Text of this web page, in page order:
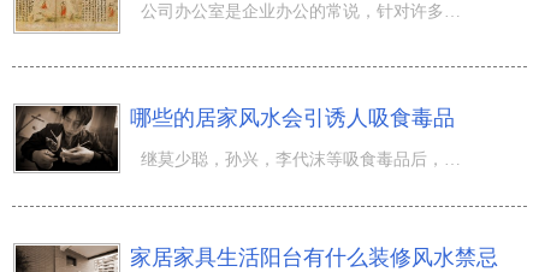
公司办公室是企业办公的常说，针对许多 职工而言，公司办公室是她们解决工作中的室内空间，针对時间的设置
哪些的居家风水会引诱人吸食毒品
继莫少聪，孙兴，李代沫等吸食毒品后，(贵圈)又迈入了成千上万的等等。好像吸食毒品在社会发展上早已变成了
家居家具生活阳台有什么装修风水禁忌